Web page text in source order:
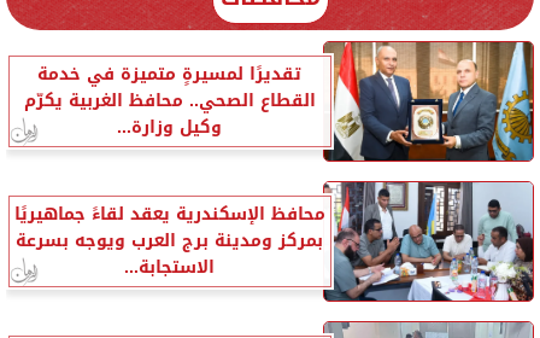
تقديرًا لمسيرةٍ متميزة في خدمة
القطاع الصحي.. محافظ الغربية يكرّم
وكيل وزارة...
محافظ الإسكندرية يعقد لقاءً جماهيريًا
بمركز ومدينة برج العرب ويوجه بسرعة
الاستجابة...